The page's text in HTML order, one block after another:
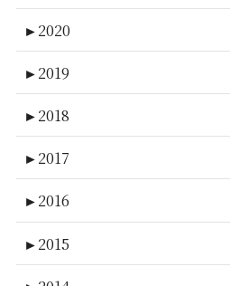
►2020
►2019
►2018
►2017
►2016
►2015